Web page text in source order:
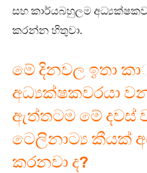
සහ කාර්යබහුලම
කරන්න හිතුවා.
මේ දිනවල ඉතා
අධ්‍යක්ෂකවරයා
ඇත්තටම මේ දවස්
ටෙලිනාට්‍ය කීයක්
කරනවා ද?